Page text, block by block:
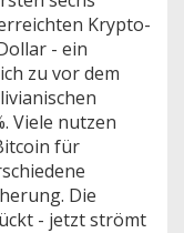
Krypto-
- ein
zu vor dem
Viele nutzen
für
Die
- jetzt strömt